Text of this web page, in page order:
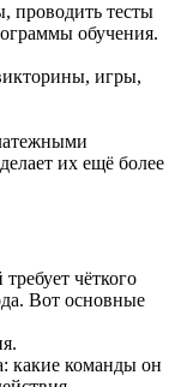
проводить тесты
обучения.
игры,
их ещё более
чёткого
Вот основные
какие команды он